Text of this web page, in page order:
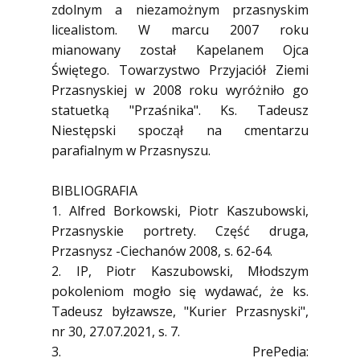
zdolnym a niezamożnym przasnyskim
licealistom. W marcu 2007 roku
mianowany został Kapelanem Ojca
Świętego. Towarzystwo Przyjaciół Ziemi
Przasnyskiej w 2008 roku wyróżniło go
statuetką "Przaśnika". Ks. Tadeusz
Niestępski spoczął na cmentarzu
parafialnym w Przasnyszu.
BIBLIOGRAFIA
1. Alfred Borkowski, Piotr Kaszubowski,
Przasnyskie portrety. Część druga,
Przasnysz -Ciechanów 2008, s. 62-64.
2. IP, Piotr Kaszubowski, Młodszym
pokoleniom mogło się wydawać, że ks.
Tadeusz byłzawsze, "Kurier Przasnyski",
nr 30, 27.07.2021, s. 7.
3. PrePedia: